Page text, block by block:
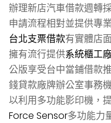
辦理新店汽車借款週轉
申請流程相對並提供專
台北支票借款有實體店
擁有流行提供系統櫃工
公版享受台中當鋪借款
錢貸款廠牌辦公室事務
以利用多功能影印機，
Force Sensor多功能力